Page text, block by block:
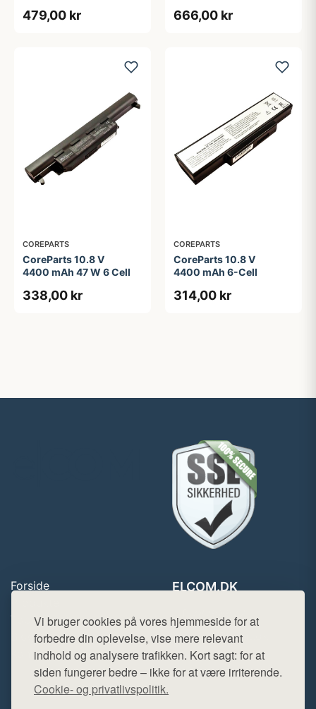
Vi bruger cookies på vores hjemmeside for at
forbedre din oplevelse, vise mere relevant
indhold og analysere trafikken. Kort sagt: for at
siden fungerer bedre – ikke for at være irriterende.
Cookie- og privatlivspolitik.
479,00 kr 666,00 kr
COREPARTS
CoreParts 10.8 V
4400 mAh 47 W 6 Cell
338,00 kr
COREPARTS
CoreParts 10.8 V
4400 mAh 6-Cell
314,00 kr
Forside
Top Rabatter
Blog
Kontakt
ELCOM.DK
Mail: hej@want.dk
Cookie- og privatlivspolitik